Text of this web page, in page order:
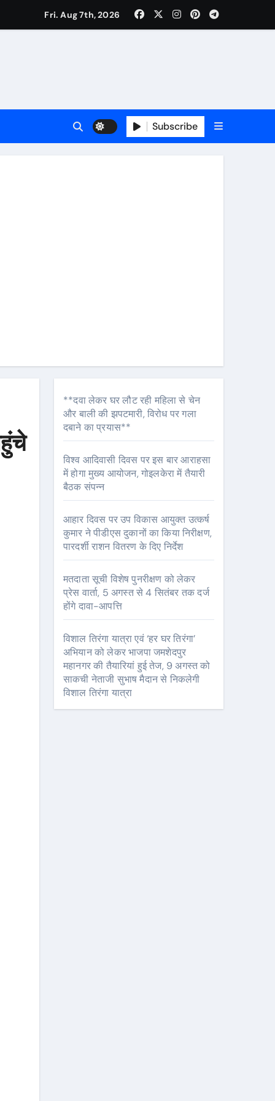
सुभाष मैदान से निकलेगी विशाल तिरंगा यात्रा
कर कार्य शुरु करवाएगीःसीनियर जीएम
Fri. Aug 7th, 2026
Subscribe
**दवा लेकर घर लौट रही महिला से चेन
और बाली की झपटमारी, विरोध पर गला
दबाने का प्रयास**
विश्व आदिवासी दिवस पर इस बार आराहसा
में होगा मुख्य आयोजन, गोइलकेरा में तैयारी
बैठक संपन्न
आहार दिवस पर उप विकास आयुक्त उत्कर्ष
कुमार ने पीडीएस दुकानों का किया निरीक्षण,
पारदर्शी राशन वितरण के दिए निर्देश
मतदाता सूची विशेष पुनरीक्षण को लेकर
प्रेस वार्ता, 5 अगस्त से 4 सितंबर तक दर्ज
होंगे दावा-आपत्ति
विशाल तिरंगा यात्रा एवं ‘हर घर तिरंगा’
अभियान को लेकर भाजपा जमशेदपुर
महानगर की तैयारियां हुई तेज, 9 अगस्त को
साकची नेताजी सुभाष मैदान से निकलेगी
विशाल तिरंगा यात्रा